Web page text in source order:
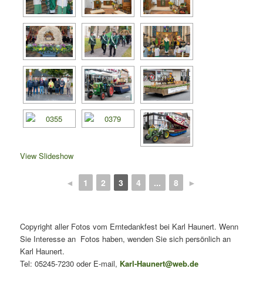
View Slideshow
◄ 1 2 3 4 ... 8 ►
Copyright aller Fotos vom Erntedankfest bei Karl Haunert. Wenn
Sie Interesse an Fotos haben, wenden Sie sich persönlich an
Karl Haunert.
Tel: 05245-7230 oder E-mail, Karl-Haunert@web.de